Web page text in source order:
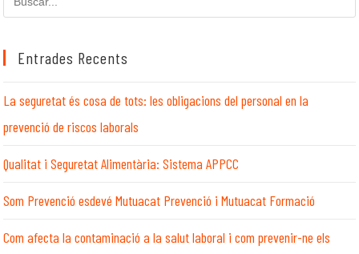
en
llocEntrades Recents
La seguretat és cosa de tots: les obligacions del personal en la
prevenció de riscos laborals
Qualitat i Seguretat Alimentària: Sistema APPCC
Som Prevenció esdevé Mutuacat Prevenció i Mutuacat Formació
Com afecta la contaminació a la salut laboral i com prevenir-ne els